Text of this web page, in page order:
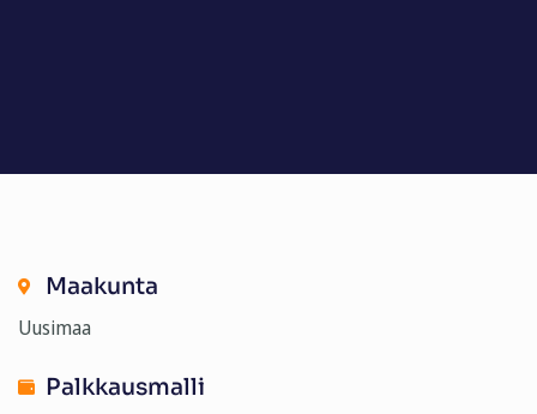
Maakunta
Uusimaa
Palkkausmalli